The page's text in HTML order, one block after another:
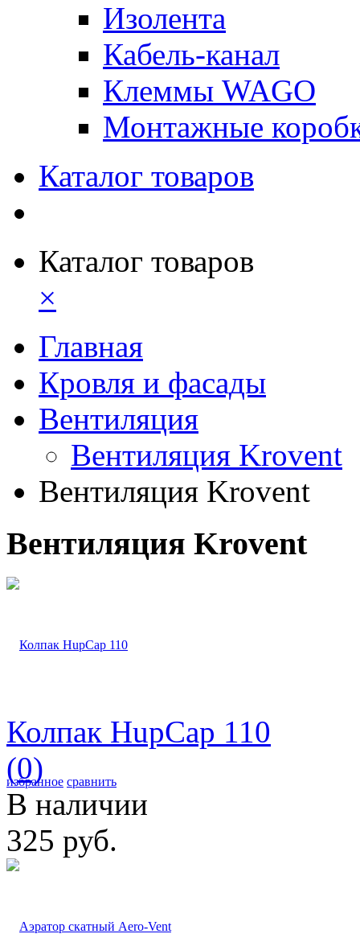
Изолента
Кабель-канал
Клеммы WAGO
Монтажные
Каталог товаров
Каталог товаров
×
Главная
Кровля и фасады
Вентиляция
Вентиляция Krovent
Вентиляция Krovent
Вентиляция Krovent
избранное сравнить
Колпак HupCap 110
(0)
В наличии
325 руб.